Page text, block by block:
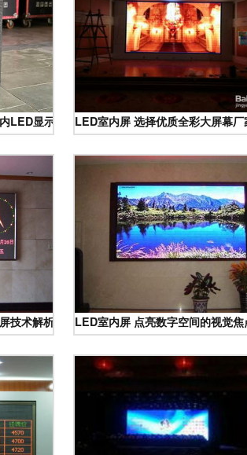
LED显示屏与诺瓦K系列系统的深度解析
LED室内屏 选择优质全彩大屏幕
技术解析及应用指南LED室内屏 点亮数字空间的视觉焦